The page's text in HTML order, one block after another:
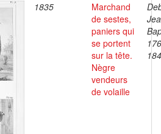
1835
Marchand
de sestes,
paniers qui
se portent
sur la tête.
Nègre
vendeurs
de volaille